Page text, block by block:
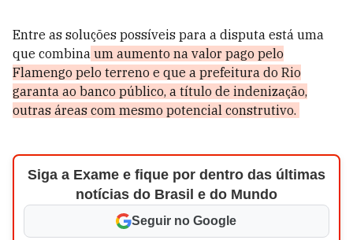
Entre as soluções possíveis para a disputa está uma
que combina um aumento na valor pago pelo
Flamengo pelo terreno e que a prefeitura do Rio
garanta ao banco público, a título de indenização,
outras áreas com mesmo potencial construtivo.
Siga a Exame e fique por dentro das últimas
notícias do Brasil e do Mundo
Seguir no Google